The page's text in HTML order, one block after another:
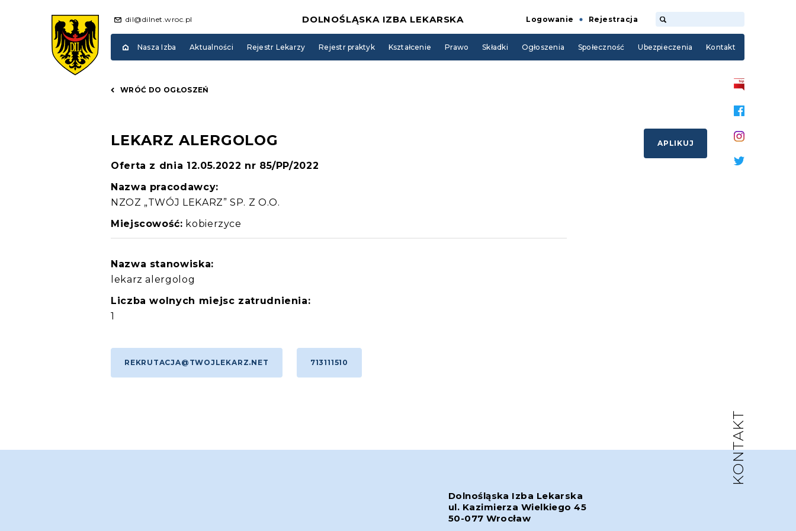
dil@dilnet.wroc.pl DOLNOŚLĄSKA IZBA LEKARSKA Logowanie Rejestracja
Nasza Izba Aktualności Rejestr Lekarzy Rejestr praktyk Kształcenie Prawo Składki Ogłoszenia Społeczność Ubezpieczenia Kontakt
WRÓĆ DO OGŁOSZEŃ
LEKARZ ALERGOLOG
Oferta z dnia 12.05.2022 nr 85/PP/2022
Nazwa pracodawcy:
NZOZ „TWÓJ LEKARZ” SP. Z O.O.
Miejscowość: kobierzyce
Nazwa stanowiska:
lekarz alergolog
Liczba wolnych miejsc zatrudnienia:
1
REKRUTACJA@TWOJLEKARZ.NET 713111510
APLIKUJ
KONTAKT
Dolnośląska Izba Lekarska
ul. Kazimierza Wielkiego 45
50-077 Wrocław